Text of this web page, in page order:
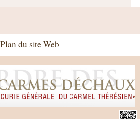
Plan du site Web